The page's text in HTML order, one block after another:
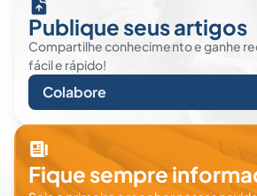
Publique seus artigos
Compartilhe conhecimento e ganhe
fácil e rápido!
Colabore
Fique sempre